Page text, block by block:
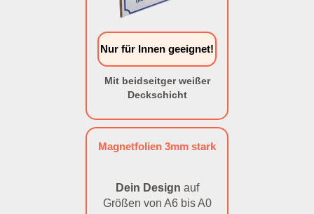
Nur für Innen geeignet!
Mit beidseitger weißer
Deckschicht
Magnetfolien 3mm stark
Dein Design auf
Größen von A6 bis A0